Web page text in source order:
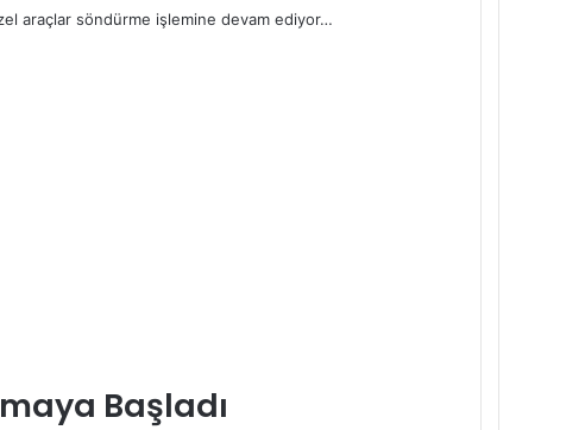
araçlar söndürme işlemine devam ediyor…
Başladı